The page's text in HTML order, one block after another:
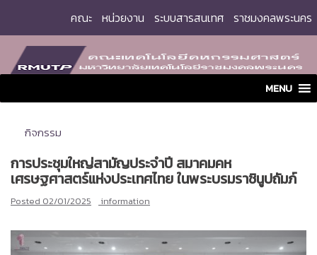
content
คณะ หน่วยงาน ระบบสารสนเทศ ราชมงคลพระนคร
MENU
กิจกรรม
การประชุมใหญ่สามัญประจำปี สมาคมคห
เศรษฐศาสตร์แห่งประเทศไทย ในพระบรมราชินูปถัมภ์
Posted 02/01/2025 information